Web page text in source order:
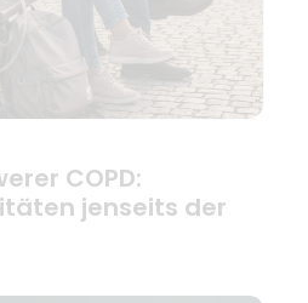
COPD:
jenseits der